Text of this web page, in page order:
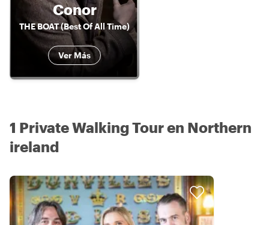
Conor
THE BOAT (Best Of All Time)
Ver Más
1 Private Walking Tour en Northern
ireland